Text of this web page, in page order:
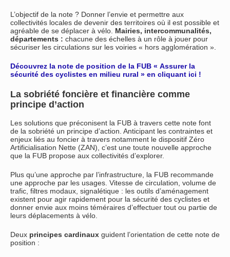
L’objectif de la note ? Donner l’envie et permettre aux
collectivités locales de devenir des territoires où il est possible et
agréable de se déplacer à vélo. Mairies, intercommunalités,
départements : chacune des échelles à un rôle à jouer pour
sécuriser les circulations sur les voiries « hors agglomération ».
Découvrez la note de position de la FUB « Assurer la
sécurité des cyclistes en milieu rural » en cliquant ici !
La sobriété foncière et financière comme
principe d’action
Les solutions que préconisent la FUB à travers cette note font
de la sobriété un principe d’action. Anticipant les contraintes et
enjeux liés au foncier à travers notamment le dispositif Zéro
Artificialisation Nette (ZAN), c’est une toute nouvelle approche
que la FUB propose aux collectivités d’explorer.
Plus qu’une approche par l’infrastructure, la FUB recommande
une approche par les usages. Vitesse de circulation, volume de
trafic, filtres modaux, signalétique : les outils d’aménagement
existent pour agir rapidement pour la sécurité des cyclistes et
donner envie aux moins téméraires d’effectuer tout ou partie de
leurs déplacements à vélo.
Deux principes cardinaux guident l’orientation de cette note de
position :